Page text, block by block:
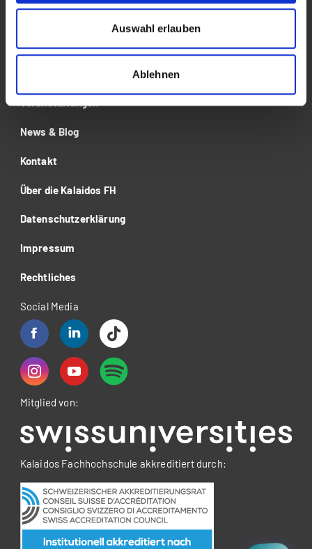
Auswahl erlauben
Ablehnen
Für Unternehmen
Veranstaltungen
News & Blog
Kontakt
Über die Kalaidos FH
Datenschutzerklärung
Impressum
Rechtliches
Social Media
Mitglied von:
Kalaidos Fachhochschule akkreditiert durch: